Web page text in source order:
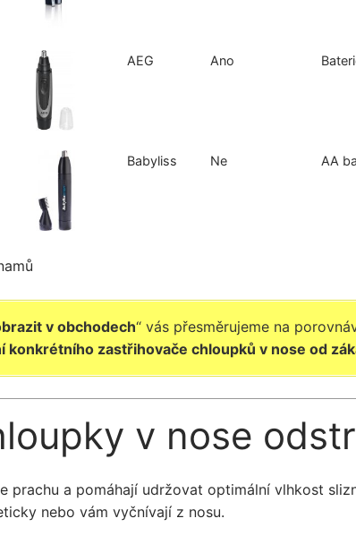
AEG Ano
Babyliss Ne AA
v obchodech“ vás přesměrujeme na
konkrétního zastřihovače chloupků v nose od
v nose
prachu a pomáhají udržovat optimální vlhkost
nebo vám vyčnívají z nosu.